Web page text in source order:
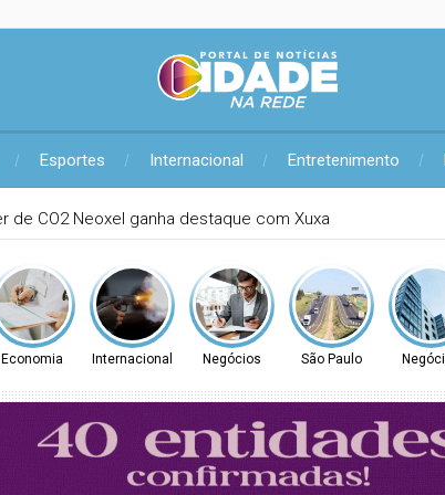
Esportes Internacional Entretenimento
para regularização de débitos de água nesta
Economia Internacional Negócios São Paulo